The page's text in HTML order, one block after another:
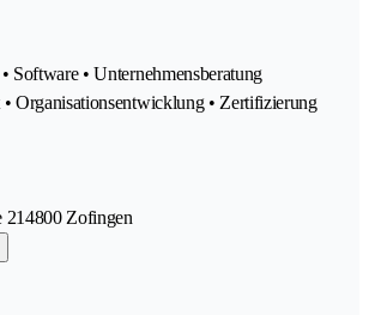
Software • Unternehmensberatung
• Organisationsentwicklung • Zertifizierung
214800 Zofingen